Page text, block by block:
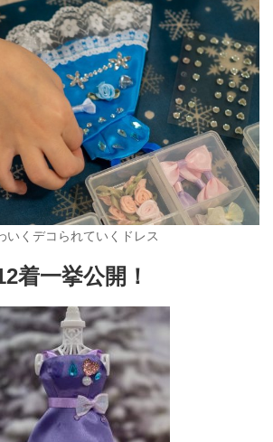
いくデコられていくドレス
着一挙公開！